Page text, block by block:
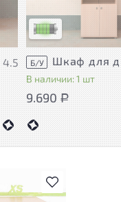
4.5
использования
Низкая степень
Б/У
В наличии: 1 шт
9.690 Р
В избранное